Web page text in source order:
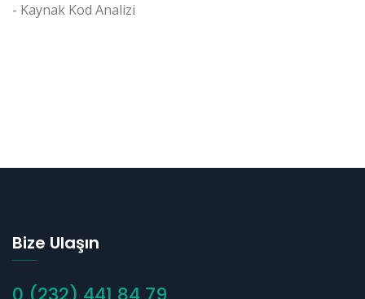
- Kaynak Kod Analizi
Bize Ulaşın